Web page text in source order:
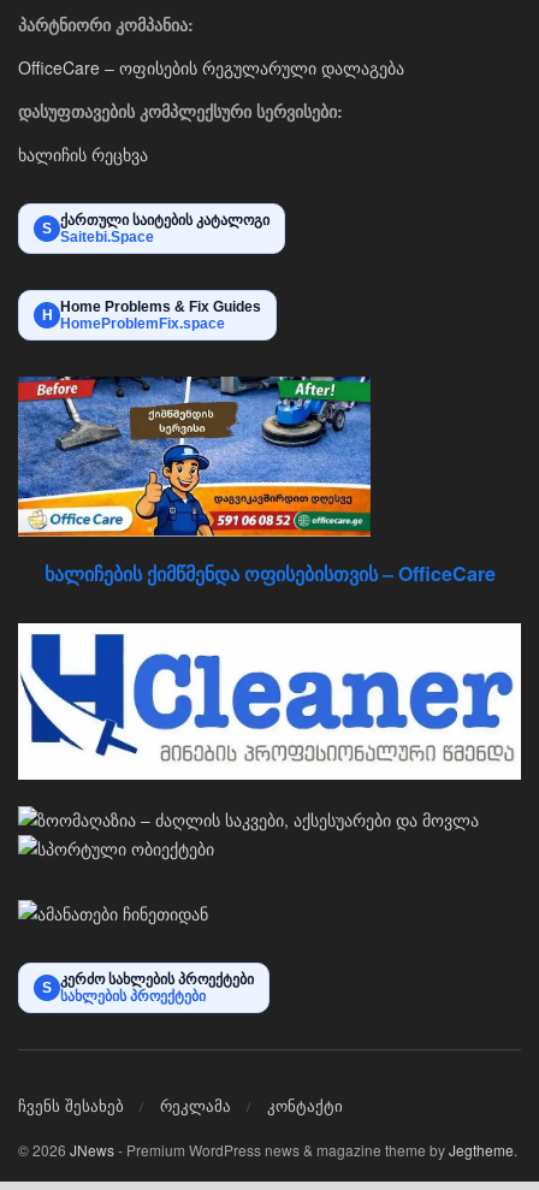
პარტნიორი კომპანია:
OfficeCare – ოფისების რეგულარული დალაგება
დასუფთავების კომპლექსური სერვისები:
ხალიჩის რეცხვა
S ქართული საიტების კატალოგი
Saitebi.Space
H Home Problems & Fix Guides
HomeProblemFix.space
ხალიჩების ქიმწმენდა ოფისებისთვის – OfficeCare
S კერძო სახლების პროექტები
სახლების პროექტები
ჩვენს შესახებ რეკლამა კონტაქტი
© 2026 JNews- Premium WordPress news & magazine theme byJegtheme.